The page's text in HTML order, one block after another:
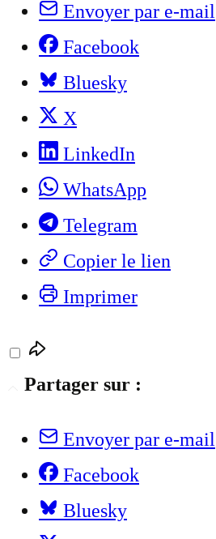
Envoyer par e-mail
Facebook
Bluesky
X
LinkedIn
WhatsApp
Telegram
Copier le lien
Imprimer
Partager sur :
Envoyer par e-mail
Facebook
Bluesky